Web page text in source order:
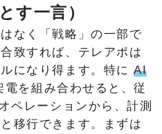
す一言）
なく「戦略」の一部で
致すれば、テレアポは
になり得ます。特にAI
電を組み合わせると、従
ペレーションから、計測
移行できます。まずは